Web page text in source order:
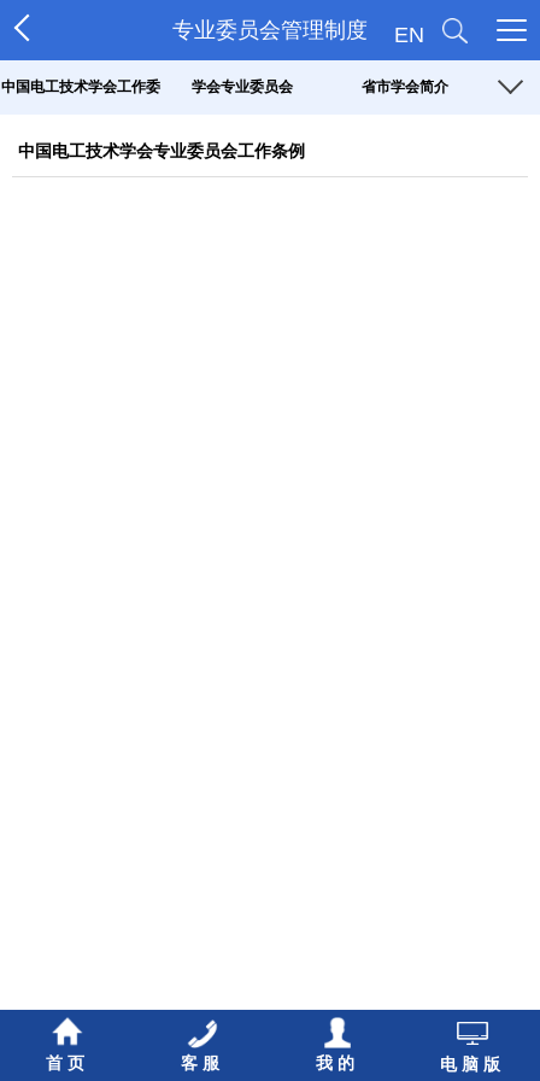
专业委员会管理制度 EN
中国电工技术学会工作委
员会
学会专业委员会 省市学会简介
中国电工技术学会专业委员会工作条例
首页 客服 我的 电脑版